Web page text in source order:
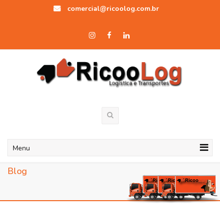
comercial@ricoolog.com.br
Menu
Blog